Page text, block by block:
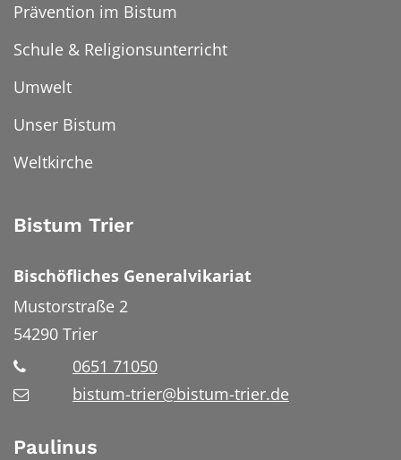
Prävention im Bistum
Schule & Religionsunterricht
Umwelt
Unser Bistum
Weltkirche
Bistum Trier
Bischöfliches Generalvikariat
Mustorstraße 2
54290 Trier
0651 71050
bistum-trier@bistum-trier.de
Paulinus